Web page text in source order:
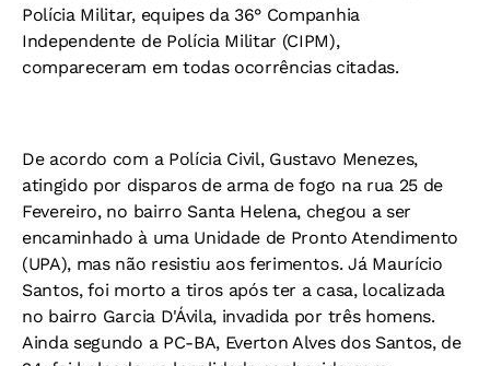
Polícia Militar, equipes da 36° Companhia
Independente de Polícia Militar (CIPM),
compareceram em todas ocorrências citadas.
De acordo com a Polícia Civil, Gustavo Menezes,
atingido por disparos de arma de fogo na rua 25 de
Fevereiro, no bairro Santa Helena, chegou a ser
encaminhado à uma Unidade de Pronto Atendimento
(UPA), mas não resistiu aos ferimentos. Já Maurício
Santos, foi morto a tiros após ter a casa, localizada
no bairro Garcia D'Ávila, invadida por três homens.
Ainda segundo a PC-BA, Everton Alves dos Santos, de